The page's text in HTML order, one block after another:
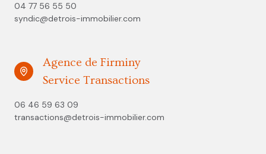
04 77 56 55 50
syndic@detrois-immobilier.com
Agence de Firminy
Service Transactions
06 46 59 63 09
transactions@detrois-immobilier.com